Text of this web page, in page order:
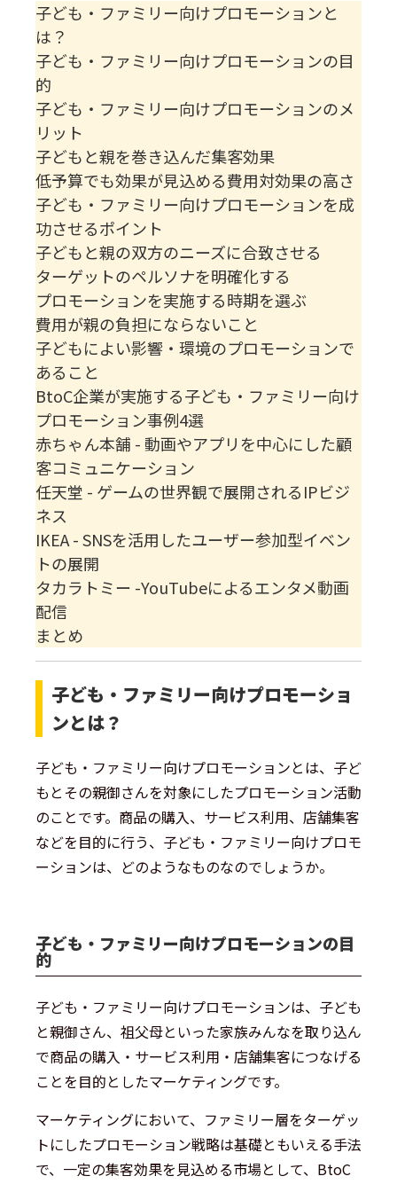
子ども・ファミリー向けプロモーションと
は？
子ども・ファミリー向けプロモーションの目
的
子ども・ファミリー向けプロモーションのメ
リット
子どもと親を巻き込んだ集客効果
低予算でも効果が見込める費用対効果の高さ
子ども・ファミリー向けプロモーションを成
功させるポイント
子どもと親の双方のニーズに合致させる
ターゲットのペルソナを明確化する
プロモーションを実施する時期を選ぶ
費用が親の負担にならないこと
子どもによい影響・環境のプロモーションで
あること
BtoC企業が実施する子ども・ファミリー向け
プロモーション事例4選
赤ちゃん本舗 - 動画やアプリを中心にした顧
客コミュニケーション
任天堂 - ゲームの世界観で展開されるIPビジ
ネス
IKEA - SNSを活用したユーザー参加型イベン
トの展開
タカラトミー -YouTubeによるエンタメ動画
配信
まとめ
子ども・ファミリー向けプロモーショ
ンとは？
子ども・ファミリー向けプロモーションとは、子ど
もとその親御さんを対象にしたプロモーション活動
のことです。商品の購入、サービス利用、店舗集客
などを目的に行う、子ども・ファミリー向けプロモ
ーションは、どのようなものなのでしょうか。
子ども・ファミリー向けプロモーションの目
的
子ども・ファミリー向けプロモーションは、子ども
と親御さん、祖父母といった家族みんなを取り込ん
で商品の購入・サービス利用・店舗集客につなげる
ことを目的としたマーケティングです。
マーケティングにおいて、ファミリー層をターゲッ
トにしたプロモーション戦略は基礎ともいえる手法
で、一定の集客効果を見込める市場として、BtoC